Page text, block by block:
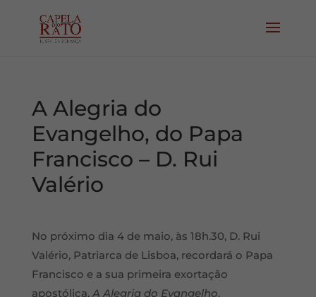
A Alegria do
Evangelho, do Papa
Francisco – D. Rui
Valério
No próximo dia 4 de maio, às 18h.30, D. Rui
Valério, Patriarca de Lisboa, recordará o Papa
Francisco e a sua primeira exortação
apostólica,A Alegria do Evangelho,